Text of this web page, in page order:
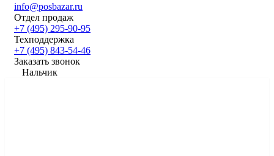
info@posbazar.ru
Отдел продаж
+7 (495) 295-90-95
Техподдержка
+7 (495) 843-54-46
Заказать звонок
Нальчик